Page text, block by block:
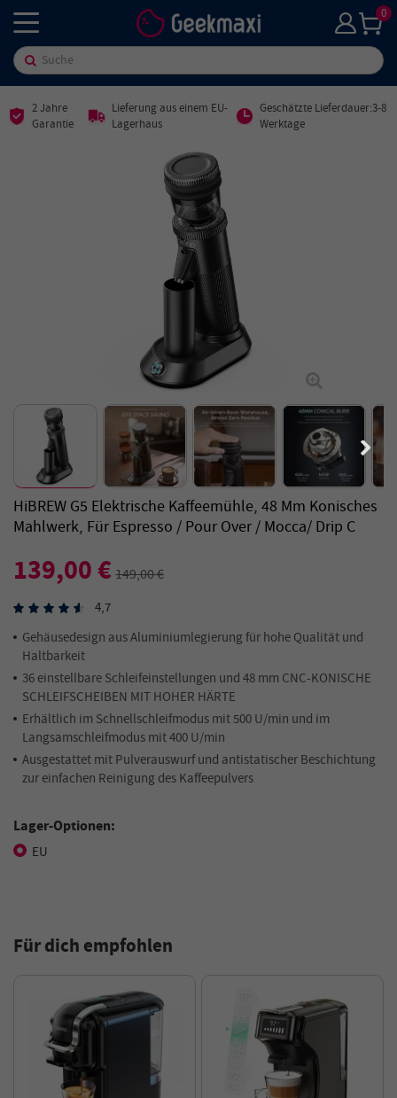
0
2 Jahre
Garantie
Lieferung aus einem EU-
Lagerhaus
Geschätzte Lieferdauer:3-8
Werktage
HiBREW G5 Elektrische Kaffeemühle, 48 Mm Konisches
Mahlwerk, Für Espresso / Pour Over / Mocca/ Drip C
139,00 €149,00 €
4,7
Gehäusedesign aus Aluminiumlegierung für hohe Qualität und
Haltbarkeit
36 einstellbare Schleifeinstellungen und 48 mm CNC-KONISCHE
SCHLEIFSCHEIBEN MIT HOHER HÄRTE
Erhältlich im Schnellschleifmodus mit 500 U/min und im
Langsamschleifmodus mit 400 U/min
Ausgestattet mit Pulverauswurf und antistatischer Beschichtung
zur einfachen Reinigung des Kaffeepulvers
Lager-Optionen:
EU
Für dich empfohlen